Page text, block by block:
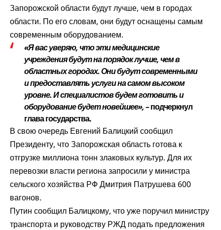
Запорожской области будут лучше, чем в городах
области. По его словам, они будут оснащены самым
современным оборудованием.
«Я вас уверяю, что эти медицинские
учреждения будут на порядок лучше, чем в
областных городах. Они будут современными
и предоставлять услуги на самом высоком
уровне. И специалистов будем готовить и
оборудование будет новейшее», –подчеркнул
глава государства.
В свою очередь Евгений Балицкий сообщил
Президенту, что Запорожская область готова к
отгрузке миллиона тонн злаковых культур. Для их
перевозки власти региона запросили у министра
сельского хозяйства РФ Дмитрия Патрушева 600
вагонов.
Путин сообщил Балицкому, что уже поручил министру
транспорта и руководству РЖД подать предложения